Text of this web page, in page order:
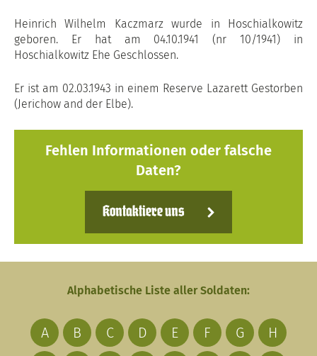
Heinrich Wilhelm Kaczmarz wurde in Hoschialkowitz
geboren. Er hat am 04.10.1941 (nr 10/1941) in
Hoschialkowitz Ehe Geschlossen.
Er ist am 02.03.1943 in einem Reserve Lazarett Gestorben
(Jerichow and der Elbe).
Fehlen Informationen oder falsche
Daten?
Kontaktiere uns
Alphabetische Liste aller Soldaten:
A B C D E F G
H